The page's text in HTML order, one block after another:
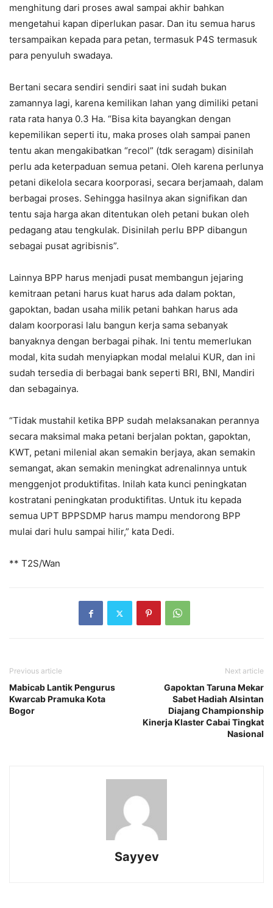
menghitung dari proses awal sampai akhir bahkan
mengetahui kapan diperlukan pasar. Dan itu semua harus
tersampaikan kepada para petan, termasuk P4S termasuk
para penyuluh swadaya.
Bertani secara sendiri sendiri saat ini sudah bukan
zamannya lagi, karena kemilikan lahan yang dimiliki petani
rata rata hanya 0.3 Ha. “Bisa kita bayangkan dengan
kepemilikan seperti itu, maka proses olah sampai panen
tentu akan mengakibatkan “recol” (tdk seragam) disinilah
perlu ada keterpaduan semua petani. Oleh karena perlunya
petani dikelola secara koorporasi, secara berjamaah, dalam
berbagai proses. Sehingga hasilnya akan signifikan dan
tentu saja harga akan ditentukan oleh petani bukan oleh
pedagang atau tengkulak. Disinilah perlu BPP dibangun
sebagai pusat agribisnis”.
Lainnya BPP harus menjadi pusat membangun jejaring
kemitraan petani harus kuat harus ada dalam poktan,
gapoktan, badan usaha milik petani bahkan harus ada
dalam koorporasi lalu bangun kerja sama sebanyak
banyaknya dengan berbagai pihak. Ini tentu memerlukan
modal, kita sudah menyiapkan modal melalui KUR, dan ini
sudah tersedia di berbagai bank seperti BRI, BNI, Mandiri
dan sebagainya.
“Tidak mustahil ketika BPP sudah melaksanakan perannya
secara maksimal maka petani berjalan poktan, gapoktan,
KWT, petani milenial akan semakin berjaya, akan semakin
semangat, akan semakin meningkat adrenalinnya untuk
menggenjot produktifitas. Inilah kata kunci peningkatan
kostratani peningkatan produktifitas. Untuk itu kepada
semua UPT BPPSDMP harus mampu mendorong BPP
mulai dari hulu sampai hilir,” kata Dedi.
** T2S/Wan
Previous article
Mabicab Lantik Pengurus
Kwarcab Pramuka Kota
Bogor
Next article
Gapoktan Taruna Mekar
Sabet Hadiah Alsintan
Diajang Championship
Kinerja Klaster Cabai Tingkat
Nasional
Sayyev